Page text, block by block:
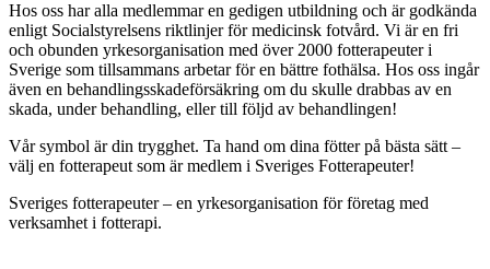
Hos oss har alla medlemmar en gedigen utbildning och är godkända
enligt Socialstyrelsens riktlinjer för medicinsk fotvård. Vi är en fri
och obunden yrkesorganisation med över 2000 fotterapeuter i
Sverige som tillsammans arbetar för en bättre fothälsa. Hos oss ingår
även en behandlingsskadeförsäkring om du skulle drabbas av en
skada, under behandling, eller till följd av behandlingen!
Vår symbol är din trygghet. Ta hand om dina fötter på bästa sätt –
välj en fotterapeut som är medlem i Sveriges Fotterapeuter!
Sveriges fotterapeuter – en yrkesorganisation för företag med
verksamhet i fotterapi.